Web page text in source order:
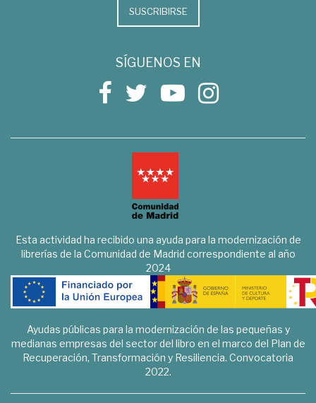
SUSCRIBIRSE
SÍGUENOS EN
Esta actividad ha recibido una ayuda para la modernización de
librerías de la Comunidad de Madrid correspondiente al año
2024
Ayudas públicas para la modernización de las pequeñas y
medianas empresas del sector del libro en el marco del Plan de
Recuperación, Transformación y Resiliencia. Convocatoria
2022.